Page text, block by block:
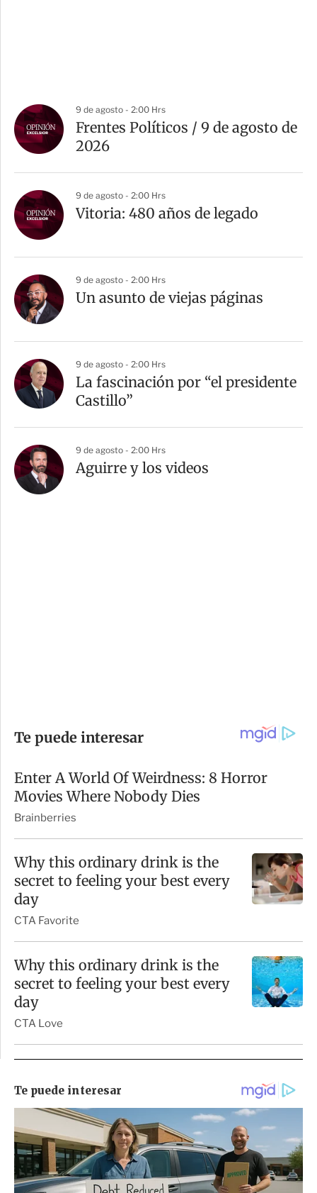
9 de agosto - 2:00 Hrs
Frentes Políticos / 9 de agosto de
2026
9 de agosto - 2:00 Hrs
Vitoria: 480 años de legado
9 de agosto - 2:00 Hrs
Un asunto de viejas páginas
9 de agosto - 2:00 Hrs
La fascinación por “el presidente
Castillo”
9 de agosto - 2:00 Hrs
Aguirre y los videos